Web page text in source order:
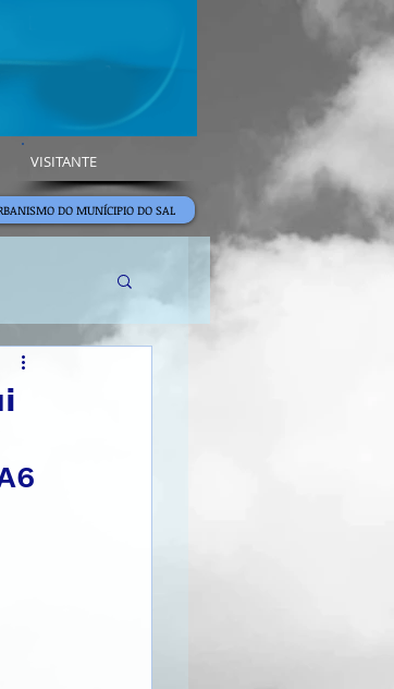
VISITANTE
DO MUNÍCIPIO DO SAL